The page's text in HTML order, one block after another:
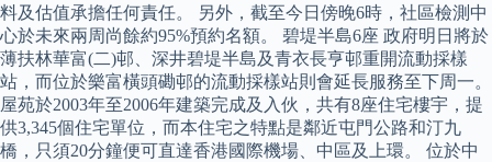
料及估值承擔任何責任。 另外，截至今日傍晚6時，社區檢測中
心於未來兩周尚餘約95%預約名額。 碧堤半島6座 政府明日將於
薄扶林華富(二)邨、深井碧堤半島及青衣長亨邨重開流動採樣
站，而位於樂富橫頭磡邨的流動採樣站則會延長服務至下周一。
屋苑於2003年至2006年建築完成及入伙，共有8座住宅樓宇，提
供3,345個住宅單位，而本住宅之特點是鄰近屯門公路和汀九
橋，只須20分鐘便可直達香港國際機場、中區及上環。 位於中